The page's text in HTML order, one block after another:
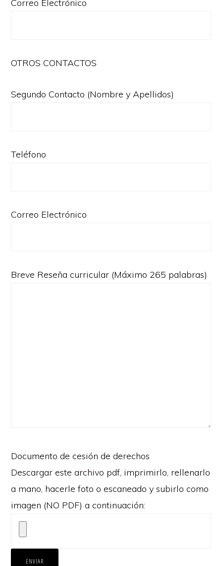
Correo Electrónico
OTROS CONTACTOS
Segundo Contacto (Nombre y Apellidos)
Teléfono
Correo Electrónico
Breve Reseña curricular (Máximo 265 palabras)
Documento de cesión de derechos
Descargareste archivo pdf, imprimirlo, rellenarlo
a mano, hacerle foto o escaneado y subirlo como
imagen (NO PDF) a continuación: